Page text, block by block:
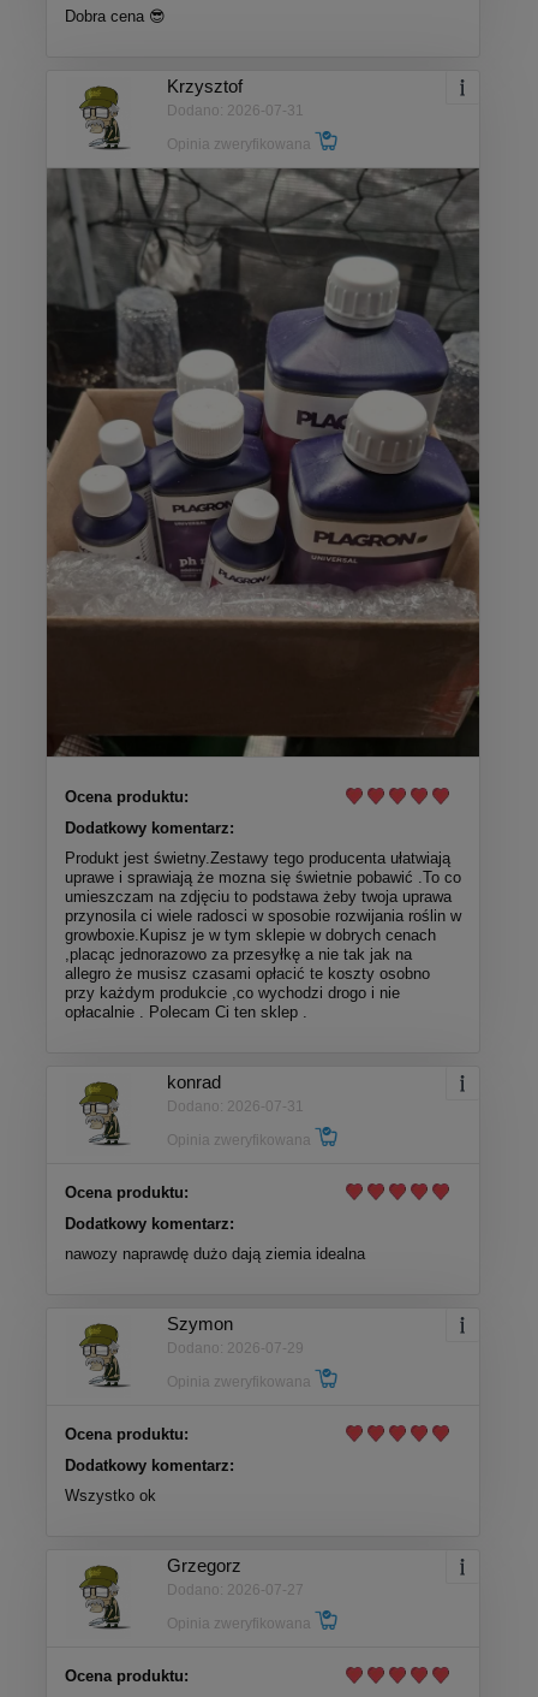
Dobra cena 😎
Krzysztof
Dodano: 2026-07-31
Opinia zweryfikowana
Ocena produktu:
Dodatkowy komentarz:
Produkt jest świetny.Zestawy tego producenta ułatwiają
uprawe i sprawiają że mozna się świetnie pobawić .To co
umieszczam na zdjęciu to podstawa żeby twoja uprawa
przynosila ci wiele radosci w sposobie rozwijania roślin w
growboxie.Kupisz je w tym sklepie w dobrych cenach
,placąc jednorazowo za przesyłkę a nie tak jak na
allegro że musisz czasami opłacić te koszty osobno
przy każdym produkcie ,co wychodzi drogo i nie
opłacalnie . Polecam Ci ten sklep .
konrad
Dodano: 2026-07-31
Opinia zweryfikowana
Ocena produktu:
Dodatkowy komentarz:
nawozy naprawdę dużo dają ziemia idealna
Szymon
Dodano: 2026-07-29
Opinia zweryfikowana
Ocena produktu:
Dodatkowy komentarz:
Wszystko ok
Grzegorz
Dodano: 2026-07-27
Opinia zweryfikowana
Ocena produktu: